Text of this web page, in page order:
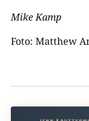
Mike Kamp
Foto: Matthew